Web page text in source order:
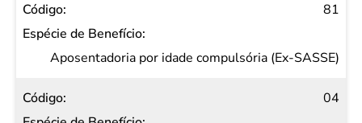
81
Aposentadoria por idade compulsória (Ex-SASSE)
04